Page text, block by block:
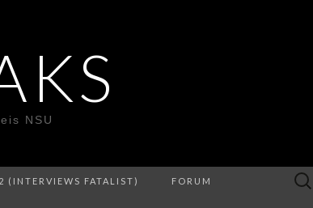
NSU
(INTERVIEWS FATALIST) FORUM
Suche